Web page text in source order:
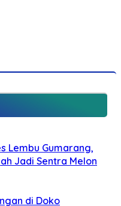
Lembu Gumarang,
Jadi Sentra Melon
di Doko